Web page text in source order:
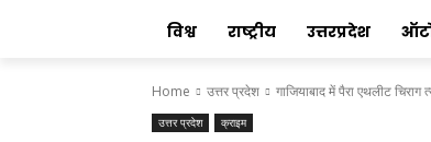
विश्व राष्ट्रीय उत्तरप्रदेश
Home उत्तर प्रदेश गाजियाबाद में पैरा एथलीट
उत्तर प्रदेश क्राइम